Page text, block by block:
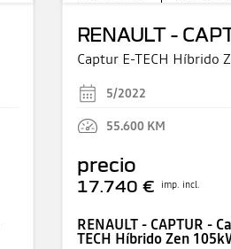
RENAULT -
Captur E-TECH Híbrido
5/2022
55.600 KM
precio
17.740 € imp. incl.
RENAULT - CAPTUR -
TECH Híbrido Zen